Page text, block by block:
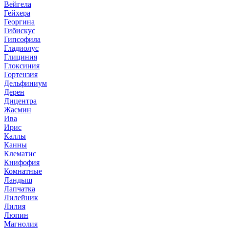
Вейгела
Гейхера
Георгина
Гибискус
Гипсофила
Гладиолус
Глициния
Глоксиния
Гортензия
Дельфиниум
Дерен
Дицентра
Жасмин
Ива
Ирис
Каллы
Канны
Клематис
Книфофия
Комнатные
Ландыш
Лапчатка
Лилейник
Лилия
Люпин
Магнолия